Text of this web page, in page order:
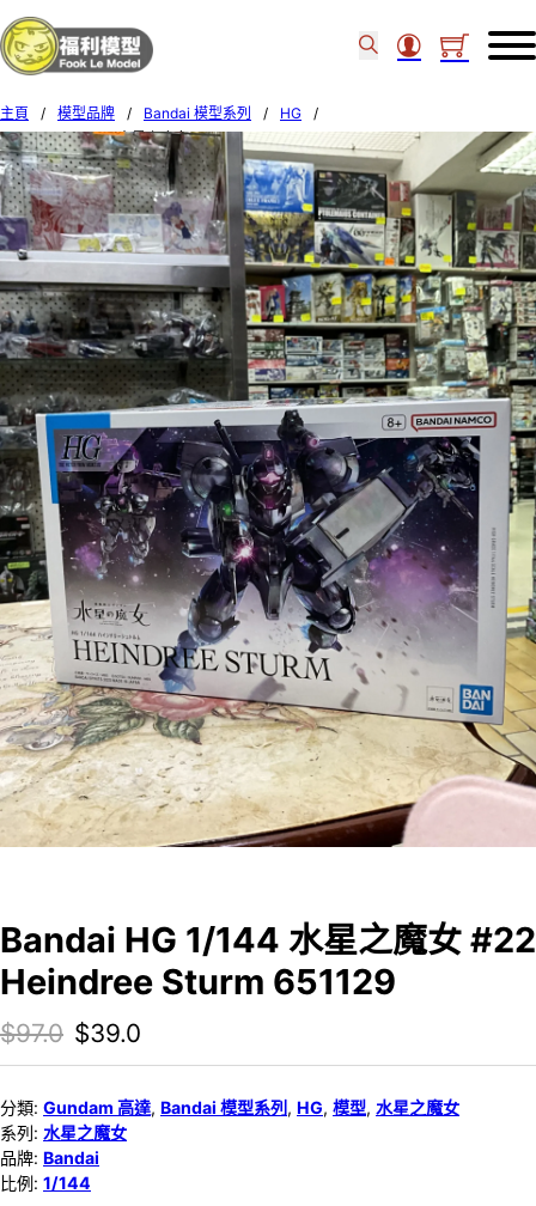
主頁 / 模型品牌 / Bandai 模型系列 / HG
/
Bandai HG 1/144 水星之魔女 #22 Heindree Sturm 651129
Bandai HG 1/144 水星之魔女 #22
Heindree Sturm 651129
$97.0 Original price was: $97.0.
$39.0
分類: Gundam 高達, Bandai 模型系列 , HG, 模型, 水星之魔女
系列: 水星之魔女
品牌: Bandai
比例: 1/144